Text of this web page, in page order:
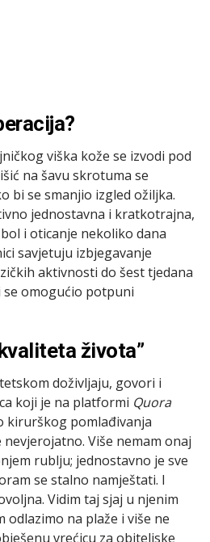
viška kože se izvodi pod
na šavu skrotuma se
bi se smanjio izgled ožiljka.
jednostavna i kratkotrajna,
i oticanje nekoliko dana
savjetuju izbjegavanje
aktivnosti do šest tjedana
omogućio potpuni
života”
doživljaju, govori i
koji je na platformi Quora
kirurškog pomlađivanja
nevjerojatno. Više nemam onaj
rublju; jednostavno je sve
se stalno namještati. I
Vidim taj sjaj u njenim
odlazimo na plaže i više ne
vrećicu za obiteljske